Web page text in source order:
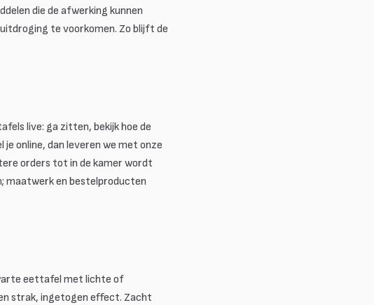
die de afwerking kunnen
te voorkomen. Zo blijft de
live: ga zitten, bekijk hoe de
online, dan leveren we met onze
orders tot in de kamer wordt
maatwerk en bestelproducten
eettafel met lichte of
strak, ingetogen effect. Zacht